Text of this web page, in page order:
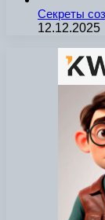
Секреты
12.12.2025